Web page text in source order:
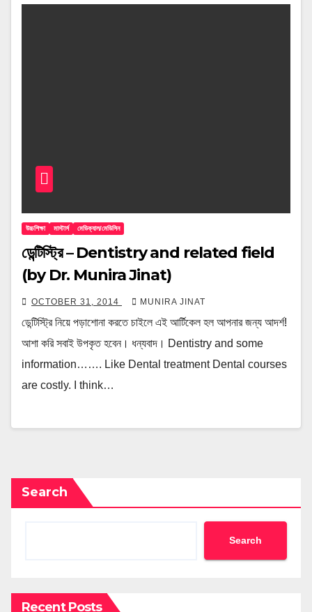
উচ্চশিক্ষা মাস্টার্স মেডিক্যাল/মেডিসিন
ডেন্টিস্ট্রি – Dentistry and related field
(by Dr. Munira Jinat)
OCTOBER 31, 2014 MUNIRA JINAT
ডেন্টিস্ট্রি নিয়ে পড়াশোনা করতে চাইলে এই আর্টিকেল হল আপনার জন্য আদর্শ!
আশা করি সবাই উপকৃত হবেন। ধন্যবাদ। Dentistry and some
information……. Like Dental treatment Dental courses
are costly. I think…
Search
Search
Recent Posts